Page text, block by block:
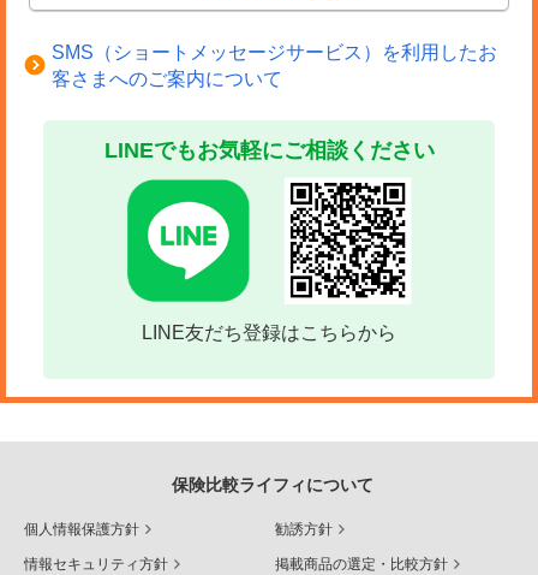
SMS（ショートメッセージサービス）を利用したお
客さまへのご案内について
LINEでもお気軽にご相談ください
LINE友だち登録はこちらから
保険比較ライフィについて
個人情報保護方針 勧誘方針
情報セキュリティ方針 掲載商品の選定・比較方針